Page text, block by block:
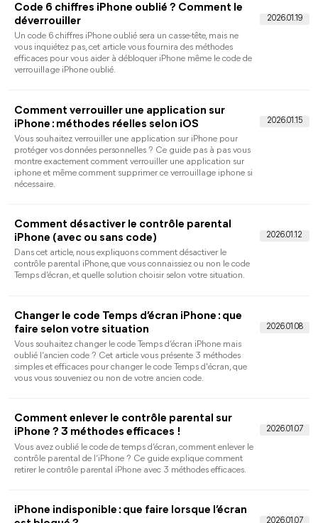
Vous avez oublié le mot de passe d’un réseau WiFi enregistré
sur votre iPhone et vous souhaitez le retrouver pour connecter
un autre appareil ou le partager avec quelqu’un ? Depuis iOS
16, Apple permet d’afficher facilement certains mots de passe
WiFi, et iOS 18 a encore simplifié leur gestion avec
Comment débloquer un iPhone trouvé
gratuitement ? Ce qu’il faut savoir avant tout
Vous cherchez « comment débloquer un iPhone trouvé
uniquement si vous êtes le propriétaire légitime de l'appareil.
[2026 Guide] Comment débloquer iPhone
Pas de panique. Ce guide vous montre comment débloquer un
iPhone sans code, que vous utilisiez iTunes, iCloud ou un outil
dédié. Découvrez la méthode la plus simple pour retrouver
l’accès à votre appareil en quelques minutes.
Comment supprimer le verrouillage
d'activation sans identifiant Apple
gratuitement
Cet article vous montre comment supprimer le verrouillage
iCloud sans mot de passe et identifiant Apple.